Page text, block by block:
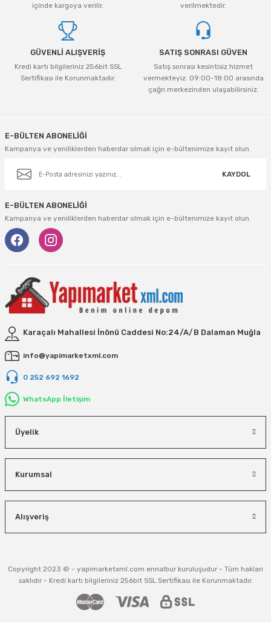
Ürün fiyatı diğer sitelerden daha pahalı.
Bu ürüne benzer farklı alternatifler olmalı.
içinde kargoya verilir.
verilmektedir.
GÜVENLİ ALIŞVERİŞ
Kredi kartı bilgileriniz 256bit SSL
Sertifikası ile Korunmaktadır.
SATIŞ SONRASI GÜVEN
Satış sonrası kesintisiz hizmet
vermekteyiz. 09:00-18:00 arasında
çağrı merkezinden ulaşabilirsiniz.
E-BÜLTEN ABONELİĞİ
Kampanya ve yeniliklerden haberdar olmak için e-bültenimize kayıt olun.
KAYDOL
E-BÜLTEN ABONELİĞİ
Kampanya ve yeniliklerden haberdar olmak için e-bültenimize kayıt olun.
Karaçalı Mahallesi İnönü Caddesi No:24/A/B Dalaman Muğla
info@yapimarketxml.com
0 252 692 1692
WhatsApp İletişim
Üyelik
Kurumsal
Alışveriş
Copyright 2023 © - yapimarketxml.com ennalbur kuruluşudur - Tüm hakları
saklıdır - Kredi kartı bilgileriniz 256bit SSL Sertifikası ile Korunmaktadır.